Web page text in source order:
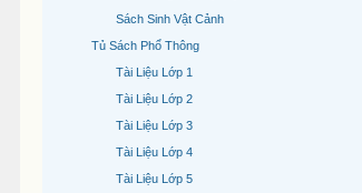
Sách Sinh Vật Cảnh
Tủ Sách Phổ Thông
Tài Liệu Lớp 1
Tài Liệu Lớp 2
Tài Liệu Lớp 3
Tài Liệu Lớp 4
Tài Liệu Lớp 5